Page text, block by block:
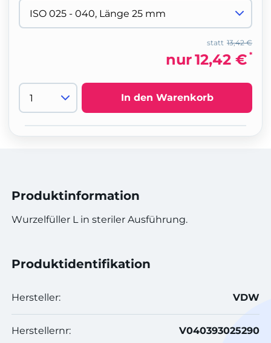
13,42 €
statt
nur12,42 € *
In den Warenkorb
Produktinformation
Wurzelfüller L in steriler Ausführung.
Produktidentifikation
Hersteller: VDW
Herstellernr: V040393025290